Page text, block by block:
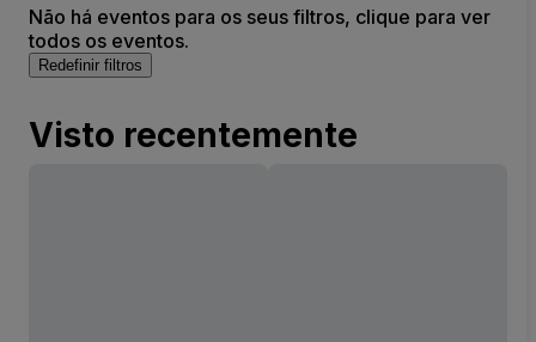
Não há eventos para os seus filtros, clique para ver
todos os eventos.
Redefinir filtros
Visto recentemente